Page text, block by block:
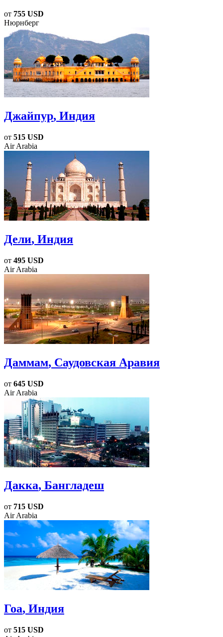
от 755 USD
Нюрнберг
Джайпур, Индия
от 515 USD
Air Arabia
Дели, Индия
от 495 USD
Air Arabia
Даммам, Саудовская Аравия
от 645 USD
Air Arabia
Дакка, Бангладеш
от 715 USD
Air Arabia
Гоа, Индия
от 515 USD